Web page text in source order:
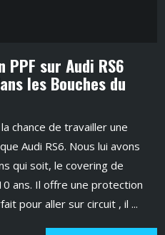
sur Audi RS6
les Bouches du
chance de travailler une
Audi RS6. Nous lui avons
qui soit, le covering de
ans. Il offre une protection
pour aller sur circuit , il ...